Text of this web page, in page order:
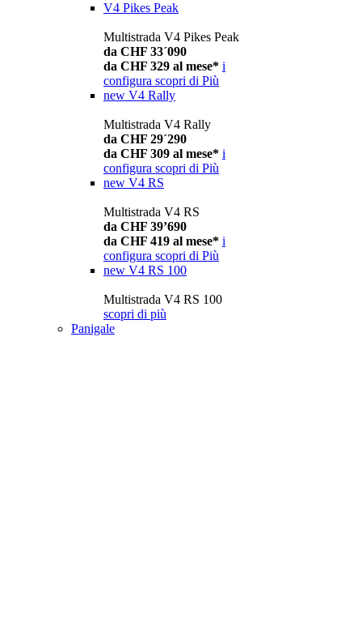
V4 Pikes Peak
Multistrada V4 Pikes Peak
da CHF 33´090
da CHF 329 al mese* i
configura scopri di Più
new V4 Rally
Multistrada V4 Rally
da CHF 29´290
da CHF 309 al mese* i
configura scopri di Più
new V4 RS
Multistrada V4 RS
da CHF 39’690
da CHF 419 al mese* i
configura scopri di Più
new V4 RS 100
Multistrada V4 RS 100
scopri di più
Panigale